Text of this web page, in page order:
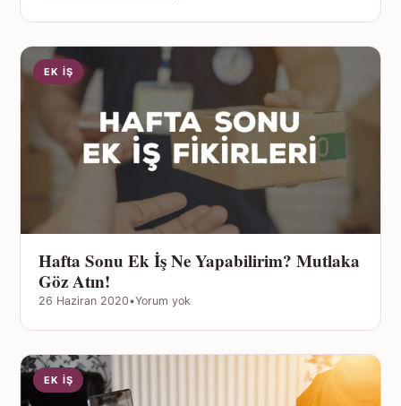
EK İŞ
Hafta Sonu Ek İş Ne Yapabilirim? Mutlaka
Göz Atın!
26 Haziran 2020•Yorum yok
EK İŞ